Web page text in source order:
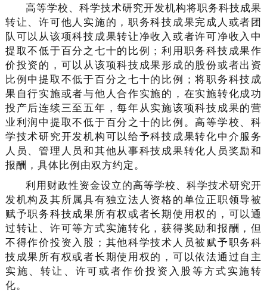
高等学校、科学技术研究开发机构将职务科技成果
转让、许可他人实施的，职务科技成果完成人或者团
队可以从该项科技成果转让净收入或者许可净收入中
提取不低于百分之七十的比例；利用职务科技成果作
价投资的，可以从该项科技成果形成的股份或者出资
比例中提取不低于百分之七十的比例；将职务科技成
果自行实施或者与他人合作实施的，在实施转化成功
投产后连续三至五年，每年从实施该项科技成果的营
业利润中提取不低于百分之十的比例。高等学校、科
学技术研究开发机构可以给予科技成果转化中介服务
人员、管理人员和其他从事科技成果转化人员奖励和
报酬，具体比例由双方约定。
利用财政性资金设立的高等学校、科学技术研究开
发机构及其所属具有独立法人资格的单位正职领导被
赋予职务科技成果所有权或者长期使用权的，可以通
过转让、许可等方式实施转化，获得奖励和报酬，但
不得作价投资入股；其他科学技术人员被赋予职务科
技成果所有权或者长期使用权的，可以依法通过自主
实施、转让、许可或者作价投资入股等方式实施转
化。